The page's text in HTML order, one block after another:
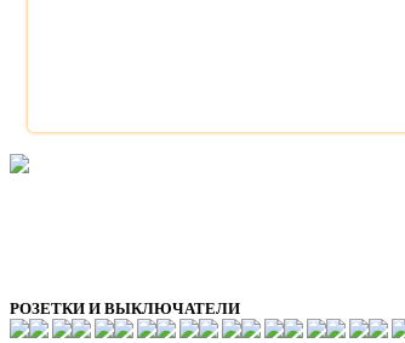
РОЗЕТКИ И ВЫКЛЮЧАТЕЛИ